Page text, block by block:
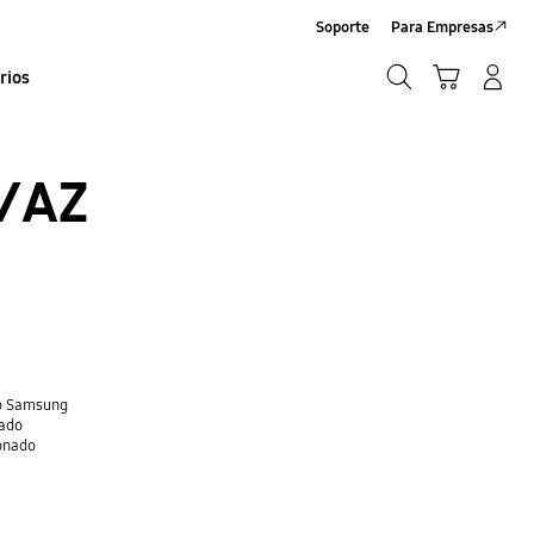
Soporte Para Empresas
AZ
Samsung